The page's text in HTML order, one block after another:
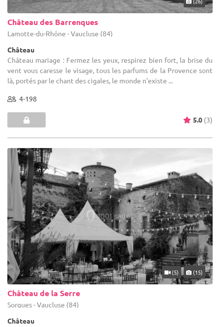
Château des Barrenques
Lamotte-du-Rhône - Vaucluse (84)
Château
Château mariage : Fermez les yeux, respirez bien fort, la brise du
vent vous caresse le visage, tous les parfums de la Provence sont
là, portés par le chant des cigales, le monde n'existe ...
4-198
5.0 (3)
(5) (15)
Château de la Serre
Sorgues - Vaucluse (84)
Château